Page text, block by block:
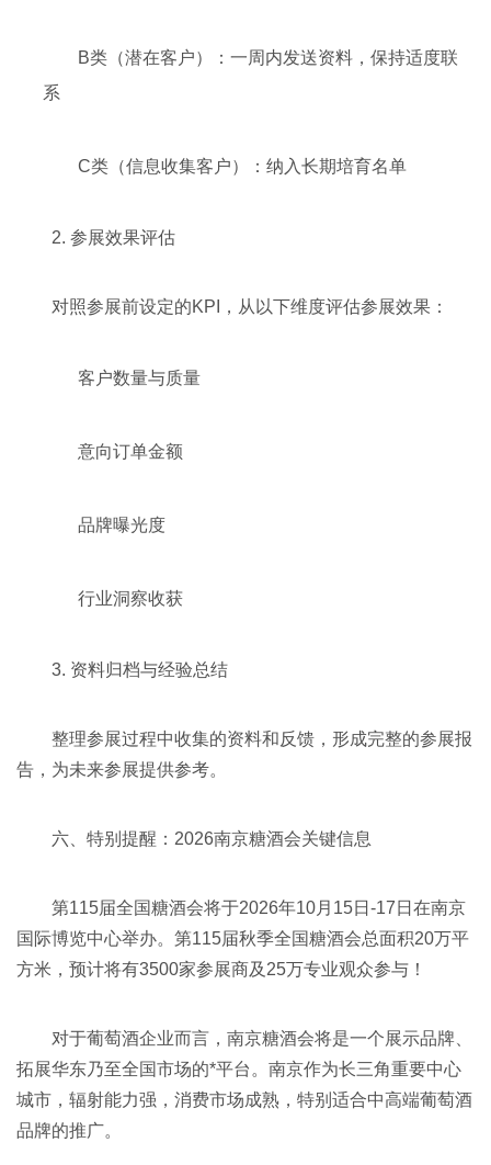
B类（潜在客户）：一周内发送资料，保持适度联
系
C类（信息收集客户）：纳入长期培育名单
2. 参展效果评估
对照参展前设定的KPI，从以下维度评估参展效果：
客户数量与质量
意向订单金额
品牌曝光度
行业洞察收获
3. 资料归档与经验总结
整理参展过程中收集的资料和反馈，形成完整的参展报
告，为未来参展提供参考。
六、特别提醒：2026南京糖酒会关键信息
第115届全国糖酒会将于2026年10月15日-17日在南京
国际博览中心举办。第115届秋季全国糖酒会总面积20万平
方米，预计将有3500家参展商及25万专业观众参与！
对于葡萄酒企业而言，南京糖酒会将是一个展示品牌、
拓展华东乃至全国市场的*平台。南京作为长三角重要中心
城市，辐射能力强，消费市场成熟，特别适合中高端葡萄酒
品牌的推广。